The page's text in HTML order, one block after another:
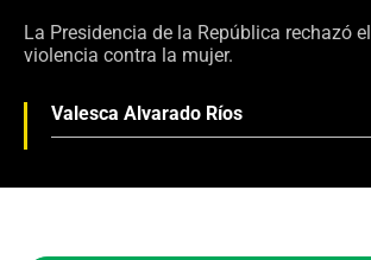
La Presidencia de la República rechazó
violencia contra la mujer.
Valesca Alvarado Ríos